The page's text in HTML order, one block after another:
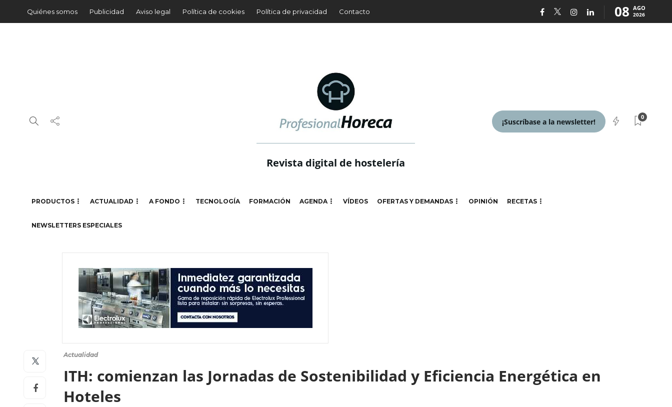
Quiénes somos Publicidad Aviso legal Política de cookies Política de privacidad Contacto 08 AGO
2026
Revista digital de hostelería
¡Suscríbase a la newsletter!
0
PRODUCTOS ACTUALIDAD A FONDO TECNOLOGÍA FORMACIÓN AGENDA VÍDEOS OFERTAS Y DEMANDAS OPINIÓN RECETAS
NEWSLETTERS ESPECIALES
Actualidad
ITH: comienzan las Jornadas de Sostenibilidad y Eficiencia Energética en
Hoteles